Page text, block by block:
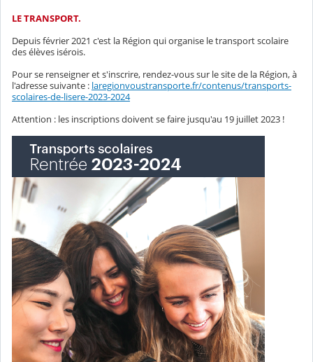
LE TRANSPORT.
Depuis février 2021 c'est la Région qui organise le transport scolaire
des élèves isérois.
Pour se renseigner et s'inscrire, rendez-vous sur le site de la Région, à
l'adresse suivante : laregionvoustransporte.fr/contenus/transports-
scolaires-de-lisere-2023-2024
Attention : les inscriptions doivent se faire jusqu'au 19 juillet 2023 !